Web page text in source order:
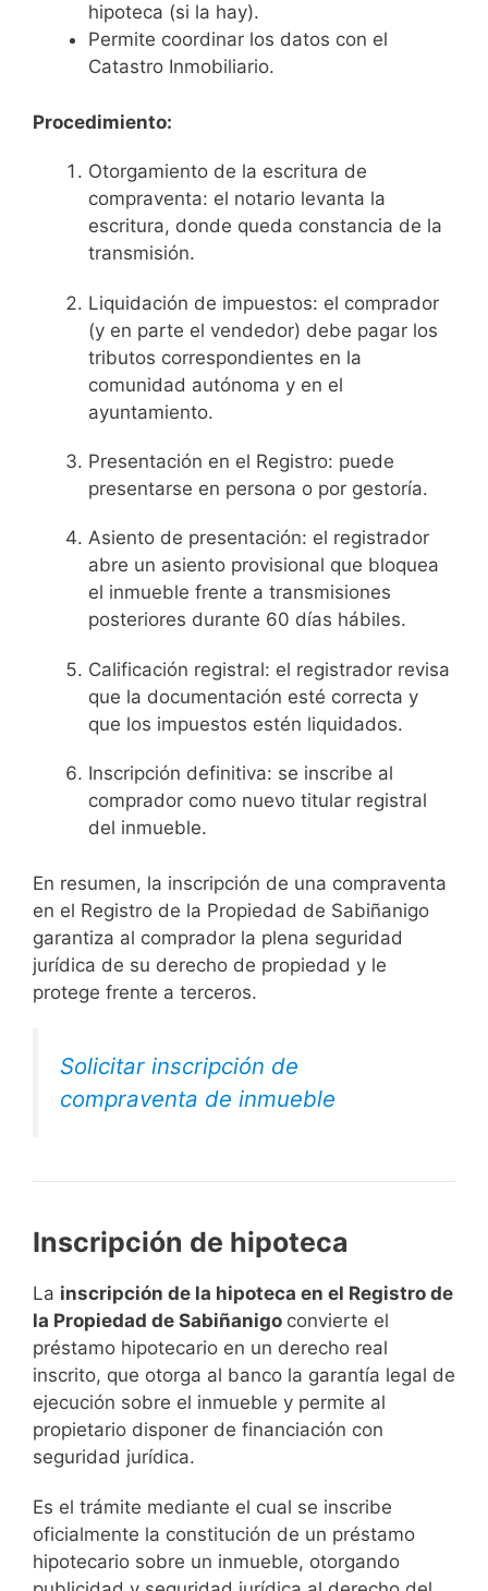
hipoteca (si la hay).
Permite coordinar los datos con el
Catastro Inmobiliario.
Procedimiento:
Otorgamiento de la escritura de
compraventa: el notario levanta la
escritura, donde queda constancia de la
transmisión.
Liquidación de impuestos: el comprador
(y en parte el vendedor) debe pagar los
tributos correspondientes en la
comunidad autónoma y en el
ayuntamiento.
Presentación en el Registro: puede
presentarse en persona o por gestoría.
Asiento de presentación: el registrador
abre un asiento provisional que bloquea
el inmueble frente a transmisiones
posteriores durante 60 días hábiles.
Calificación registral: el registrador revisa
que la documentación esté correcta y
que los impuestos estén liquidados.
Inscripción definitiva: se inscribe al
comprador como nuevo titular registral
del inmueble.
En resumen, la inscripción de una compraventa
en el Registro de la Propiedad de Sabiñanigo
garantiza al comprador la plena seguridad
jurídica de su derecho de propiedad y le
protege frente a terceros.
Solicitar inscripción de
compraventa de inmueble
Inscripción de hipoteca
La inscripción de la hipoteca en el Registro de
la Propiedad de Sabiñanigo convierte el
préstamo hipotecario en un derecho real
inscrito, que otorga al banco la garantía legal de
ejecución sobre el inmueble y permite al
propietario disponer de financiación con
seguridad jurídica.
Es el trámite mediante el cual se inscribe
oficialmente la constitución de un préstamo
hipotecario sobre un inmueble, otorgando